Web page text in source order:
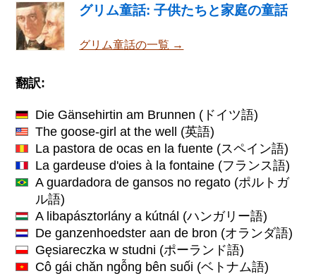
グリム童話: 子供たちと家庭の童話
グリム童話の一覧 →
翻訳:
Die Gänsehirtin am Brunnen (ドイツ語)
The goose-girl at the well
(英語)
La pastora de ocas en la fuente (スペイン語)
La gardeuse d'oies à la fontaine (フランス語)
A guardadora de gansos no regato (ポルトガ
ル語)
A libapásztorlány a kútnál (ハンガリー語)
De ganzenhoedster aan de bron (オランダ語)
Gęsiareczka w studni (ポーランド語)
Cô gái chăn ngỗng bên suối (ベトナム語)